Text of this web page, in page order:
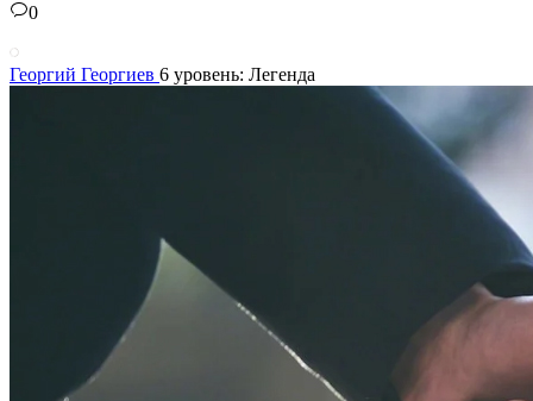
0
Георгий Георгиев 6 уровень: Легенда